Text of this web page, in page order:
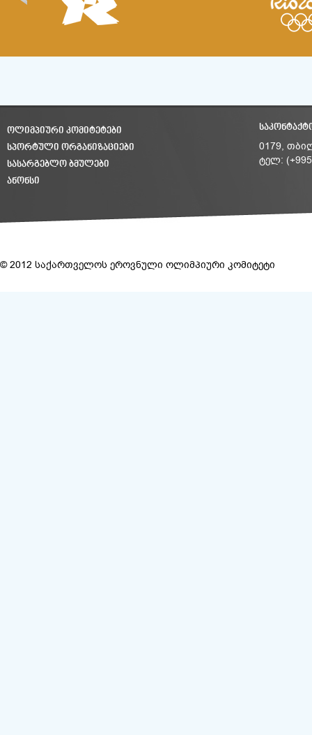
ᲝᲚᲘᲛᲞᲘᲣᲠᲘ ᲙᲝᲛᲘᲢᲔᲢᲔᲑᲘ
ᲡᲞᲝᲠᲢᲣᲚᲘ ᲝᲠᲒᲐᲜᲘᲖᲐᲪᲘᲔᲑᲘ
ᲡᲐᲡᲐᲠᲒᲔᲑᲚᲝ ᲑᲛᲣᲚᲔᲑᲘ
ᲐᲜᲝᲜᲡᲘ
0179,
ტელ: (+995
© 2012 საქართველოს ეროვნული ოლიმპიური კომიტეტი